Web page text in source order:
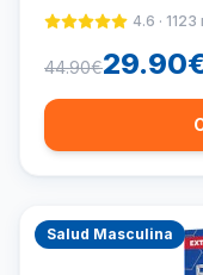
4.6 · 1123
44.90€29.90
Salud Masculina